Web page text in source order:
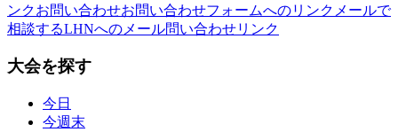
ンクお問い合わせお問い合わせフォームへのリンク メールで
相談するLHNへのメール問い合わせリンク
大会を探す
今日
今週末